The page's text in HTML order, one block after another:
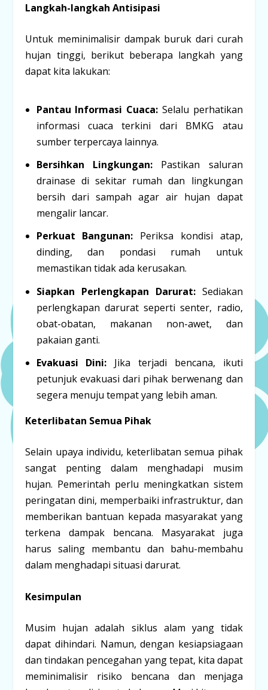
Langkah-langkah Antisipasi
Untuk meminimalisir dampak buruk dari curah
hujan tinggi, berikut beberapa langkah yang
dapat kita lakukan:
Pantau Informasi Cuaca: Selalu perhatikan
informasi cuaca terkini dari BMKG atau
sumber terpercaya lainnya.
Bersihkan Lingkungan: Pastikan saluran
drainase di sekitar rumah dan lingkungan
bersih dari sampah agar air hujan dapat
mengalir lancar.
Perkuat Bangunan: Periksa kondisi atap,
dinding, dan pondasi rumah untuk
memastikan tidak ada kerusakan.
Siapkan Perlengkapan Darurat:Sediakan
perlengkapan darurat seperti senter, radio,
obat-obatan, makanan non-awet, dan
pakaian ganti.
Evakuasi Dini: Jika terjadi bencana, ikuti
petunjuk evakuasi dari pihak berwenang dan
segera menuju tempat yang lebih aman.
Keterlibatan Semua Pihak
Selain upaya individu, keterlibatan semua pihak
sangat penting dalam menghadapi musim
hujan. Pemerintah perlu meningkatkan sistem
peringatan dini, memperbaiki infrastruktur, dan
memberikan bantuan kepada masyarakat yang
terkena dampak bencana. Masyarakat juga
harus saling membantu dan bahu-membahu
dalam menghadapi situasi darurat.
Kesimpulan
Musim hujan adalah siklus alam yang tidak
dapat dihindari. Namun, dengan kesiapsiagaan
dan tindakan pencegahan yang tepat, kita dapat
meminimalisir risiko bencana dan menjaga